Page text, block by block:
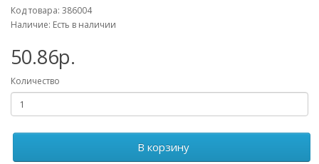
Код товара: 386004
Наличие: Есть в наличии
50.86р.
Количество
В корзину